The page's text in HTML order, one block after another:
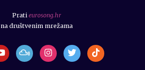
Prati eurosong.hr
na društvenim mrežama